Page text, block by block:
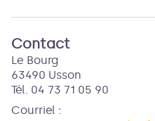
Contact
Le Bourg
63490 Usson
Tél. 04 73 71 05 90
Courriel :